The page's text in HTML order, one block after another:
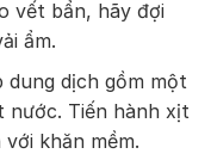
vết bẩn, hãy đợi
ẩm.
dung dịch gồm một
nước. Tiến hành xịt
khăn mềm.